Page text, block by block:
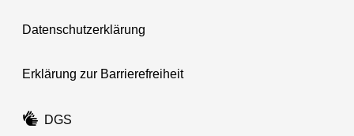
Datenschutzerklärung
Erklärung zur Barrierefreiheit
DGS